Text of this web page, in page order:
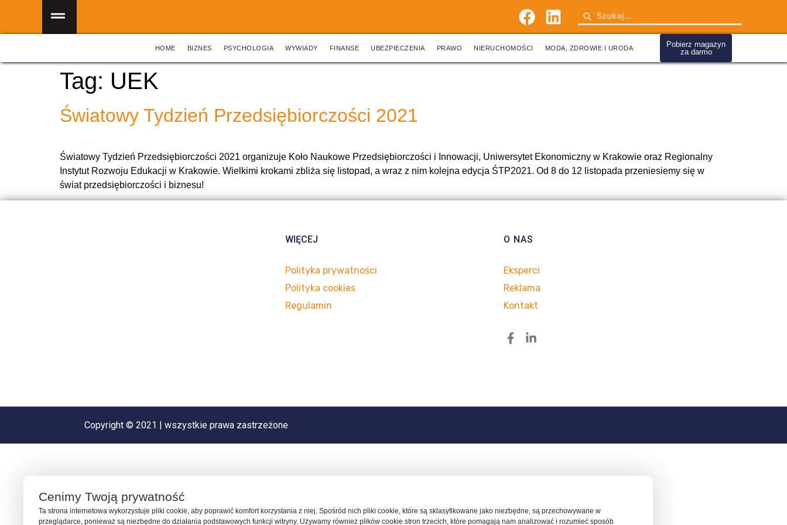
HOME BIZNES PSYCHOLOGIA WYWIADY FINANSE UBEZPIECZENIA PRAWO NIERUCHOMOŚCI MODA, ZDROWIE I URODA
Pobierz magazyn
za darmo
Tag: UEK
Światowy Tydzień Przedsiębiorczości 2021
Światowy Tydzień Przedsiębiorczości 2021 organizuje Koło Naukowe Przedsiębiorczości i Innowacji, Uniwersytet Ekonomiczny w Krakowie oraz Regionalny
Instytut Rozwoju Edukacji w Krakowie. Wielkimi krokami zbliża się listopad, a wraz z nim kolejna edycja ŚTP2021. Od 8 do 12 listopada przeniesiemy się w
świat przedsiębiorczości i biznesu!
WIĘCEJ
Polityka prywatności
Polityka cookies
Regulamin
O NAS
Eksperci
Reklama
Kontakt
Copyright © 2021 | wszystkie prawa zastrzeżone
Cenimy Twoją prywatność
Ta strona internetowa wykorzystuje pliki cookie, aby poprawić komfort korzystania z niej. Spośród nich pliki cookie, które są sklasyfikowane jako niezbędne, są przechowywane w
przeglądarce, ponieważ są niezbędne do działania podstawowych funkcji witryny. Używamy również plików cookie stron trzecich, które pomagają nam analizować i rozumieć sposób